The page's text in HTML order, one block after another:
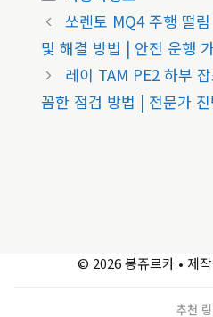
테
고
리
쏘렌토 MQ4 주행 떨
및 해결 방법 | 안전 운행
레이 TAM PE2 하부
꼼한 점검 방법 | 전문가
© 2026 봉쥬르카• 제
추천